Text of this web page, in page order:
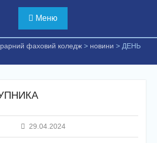
Меню
фаховий коледж> новини > ДЕНЬ
29.04.2024